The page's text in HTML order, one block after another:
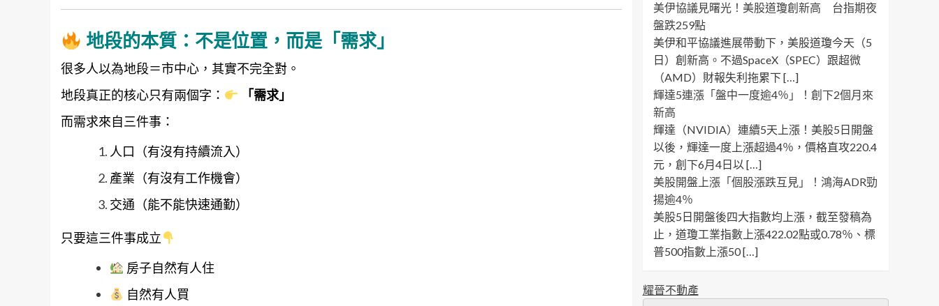
地段的本質：不是位置，而是「需求」
很多人以為地段＝市中心，其實不完全對。
地段真正的核心只有兩個字：
「需求」
而需求來自三件事：
人口（有沒有持續流入）
產業（有沒有工作機會）
交通（能不能快速通勤）
只要這三件事成立
房子自然有人住
自然有人買
美伊協議見曙光！美股道瓊創新高 台指期夜
盤跌259點
美伊和平協議進展帶動下，美股道瓊今天（5
日）創新高。不過SpaceX（SPEC）跟超微
（AMD）財報失利拖累下 […]
輝達5連漲「盤中一度逾4％」！創下2個月來
新高
輝達（NVIDIA）連續5天上漲！美股5日開盤
以後，輝達一度上漲超過4％，價格直攻220.4
元，創下6月4日以 […]
美股開盤上漲「個股漲跌互見」！鴻海ADR勁
揚逾4％
美股5日開盤後四大指數均上漲，截至發稿為
止，道瓊工業指數上漲422.02點或0.78％、標
普500指數上漲50 […]
耀晉不動產